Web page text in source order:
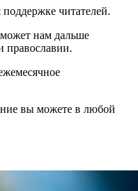
читателей.
нам дальше
православии.
вы можете в любой